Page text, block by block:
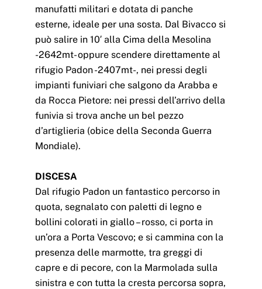
manufatti militari e dotata di panche
esterne, ideale per una sosta. Dal Bivacco si
può salire in 10′ alla Cima della Mesolina
-2642mt- oppure scendere direttamente al
rifugio Padon -2407mt-, nei pressi degli
impianti funiviari che salgono da Arabba e
da Rocca Pietore: nei pressi dell’arrivo della
funivia si trova anche un bel pezzo
d’artiglieria (obice della Seconda Guerra
Mondiale).
DISCESA
Dal rifugio Padon un fantastico percorso in
quota, segnalato con paletti di legno e
bollini colorati in giallo – rosso, ci porta in
un’ora a Porta Vescovo; e si cammina con la
presenza delle marmotte, tra greggi di
capre e di pecore, con la Marmolada sulla
sinistra e con tutta la cresta percorsa sopra,